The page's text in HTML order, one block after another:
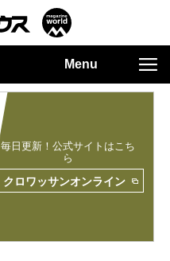
Menu
毎日更新！公式サイトはこち
ら
クロワッサンオンライン